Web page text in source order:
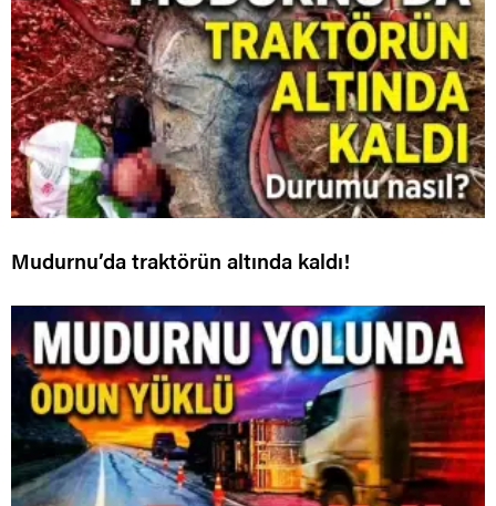
Mudurnu’da traktörün altında kaldı!